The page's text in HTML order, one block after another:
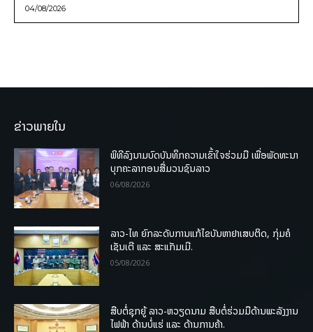
04/08/2026
ຂ່າວພາຍໃນ
ພິທີລົງນາມບົດບັນທຶກຄວາມເຂົ້າໃຈຮ່ວມມື ເພື່ອພັດທະນາ
ບຸກຄະລາກອນສື່ມວນຊົນລາວ
06/08/2026
ລາວ-ໄທ ຍົກລະດັບການແກ້ໄຂບັນຫາຢາເສບຕິດ, ກຸ່ມຄໍ
ເຊັນເຕີ ແລະ ສະແກັມເມີ.
05/08/2026
ສືບຕໍ່ຊຸກຍູ້ ລາວ-ຫວຽດນາມ ສືບຕໍ່ຮ່ວມມືດ້ານພະລັງງານ
ໄຟຟ້າ ດ້ານບໍ່ແຮ່ ແລະ ດ້ານການຄ້າ.